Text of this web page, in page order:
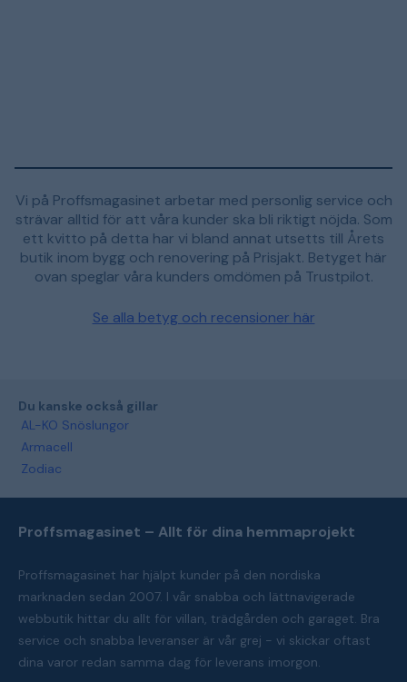
Vi på Proffsmagasinet arbetar med personlig service och
strävar alltid för att våra kunder ska bli riktigt nöjda. Som
ett kvitto på detta har vi bland annat utsetts till Årets
butik inom bygg och renovering på Prisjakt. Betyget här
ovan speglar våra kunders omdömen på Trustpilot.
Se alla betyg och recensioner här
Du kanske också gillar
AL-KO Snöslungor
Armacell
Zodiac
Proffsmagasinet – Allt för dina hemmaprojekt
Proffsmagasinet har hjälpt kunder på den nordiska
marknaden sedan 2007. I vår snabba och lättnavigerade
webbutik hittar du allt för villan, trädgården och garaget. Bra
service och snabba leveranser är vår grej - vi skickar oftast
dina varor redan samma dag för leverans imorgon.